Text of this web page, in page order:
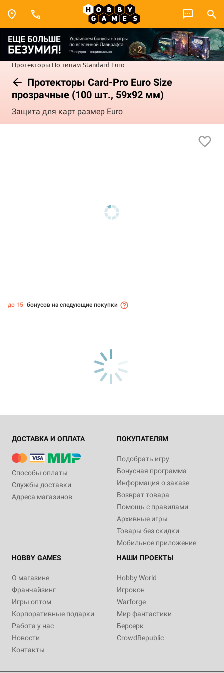
Протекторы По типам Standard Euro
Протекторы Card-Pro Euro Size
прозрачные (100 шт., 59x92 мм)
Защита для карт размер Euro
до 15 бонусов на следующие покупки
ДОСТАВКА И ОПЛАТА
Способы оплаты
Службы доставки
Адреса магазинов
ПОКУПАТЕЛЯМ
Подобрать игру
Бонусная программа
Информация о заказе
Возврат товара
Помощь с правилами
Архивные игры
Товары без скидки
Мобильное приложение
HOBBY GAMES
О магазине
Франчайзинг
Игры оптом
Корпоративные подарки
Работа у нас
Новости
Контакты
НАШИ ПРОЕКТЫ
Hobby World
Игрокон
Warforge
Мир фантастики
Берсерк
CrowdRepublic